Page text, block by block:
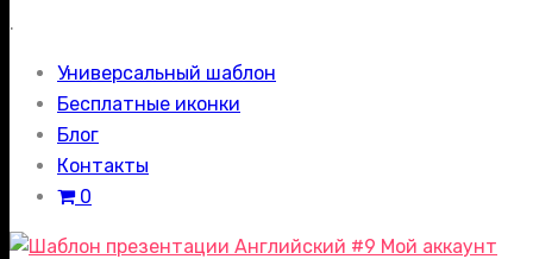
.
Универсальный шаблон
Бесплатные иконки
Блог
Контакты
0
Мой аккаунт